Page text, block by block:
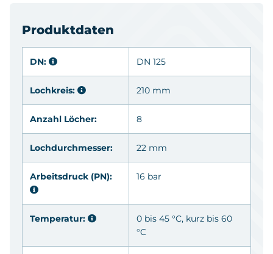
Produktdaten
DN: DN 125
Lochkreis: 210 mm
Anzahl Löcher: 8
Lochdurchmesser: 22 mm
Arbeitsdruck (PN): 16 bar
Temperatur:
0 bis 45 °C, kurz bis 60
°C